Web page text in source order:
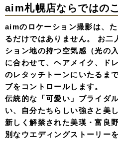
aim札幌店ならではの
aimのロケーション撮影は、
るだけではありません。 お二
ション地の持つ空気感（光の
に合わせて、ヘアメイク、ド
のレタッチトーンにいたるま
ブをコントロールします。
伝統的な「可愛い」ブライダ
い、自分たちらしい強さと美
新しく解禁された美瑛・富良
別なウエディングストーリー